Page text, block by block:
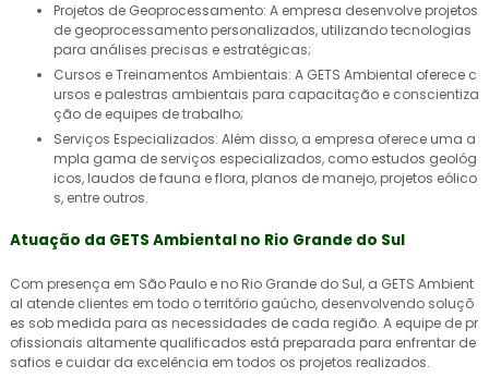
Projetos de Geoprocessamento: A empresa desenvolve projetos
de geoprocessamento personalizados, utilizando tecnologias
para análises precisas e estratégicas;
Cursos e Treinamentos Ambientais: A GETS Ambiental oferece c
ursos e palestras ambientais para capacitação e conscientiza
ção de equipes de trabalho;
Serviços Especializados: Além disso, a empresa oferece uma a
mpla gama de serviços especializados, como estudos geológ
icos, laudos de fauna e flora, planos de manejo, projetos eólico
s, entre outros.
Atuação da GETS Ambiental no Rio Grande do Sul
Com presença em São Paulo e no Rio Grande do Sul, a GETS Ambient
al atende clientes em todo o território gaúcho, desenvolvendo soluçõ
es sob medida para as necessidades de cada região. A equipe de pr
ofissionais altamente qualificados está preparada para enfrentar de
safios e cuidar da excelência em todos os projetos realizados.